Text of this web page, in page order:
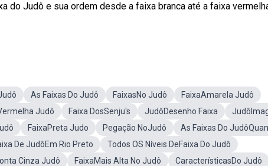
do Judô e sua ordem desde a faixa branca até a faixa
As Faixas Do Judô FaixasNo Judô
FaixaAmarela Judô
Judô Faixa DosSenju's JudôDesenho Faixa
FaixaPreta Judo Pegação NoJudô
As Faixas Do
De JudôEm Rio Preto
Todos OS Níveis DeFaixa Do Judô
Cinza Judô FaixaMais Alta No Judô
CaracterísticasDo Judô